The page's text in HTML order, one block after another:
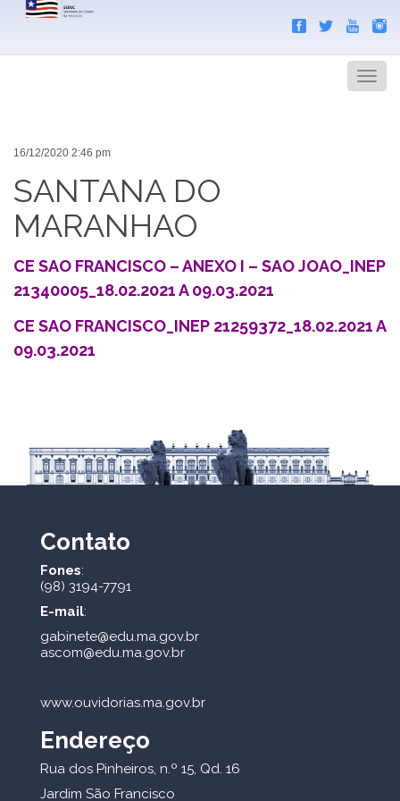
Menu
16/12/2020 2:46 pm
SANTANA DO
MARANHAO
CE SAO FRANCISCO – ANEXO I – SAO JOAO_INEP
21340005_18.02.2021 A 09.03.2021
CE SAO FRANCISCO_INEP 21259372_18.02.2021 A
09.03.2021
Contato
Fones:
(98) 3194-7791
E-mail:
gabinete@edu.ma.gov.br
ascom@edu.ma.gov.br
www.ouvidorias.ma.gov.br
Endereço
Rua dos Pinheiros, n.º 15, Qd. 16
Jardim São Francisco